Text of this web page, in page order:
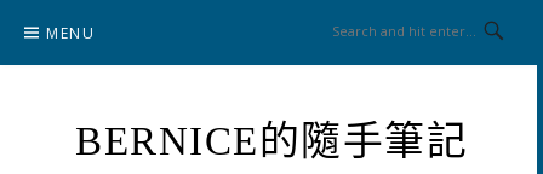
content
MENU
BERNICE的隨手筆記